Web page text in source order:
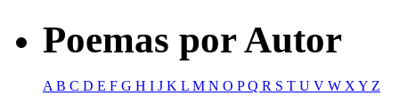
Poemas por Autor
AB C D E F G H I J K L M N O PQ R S T U V W XY Z